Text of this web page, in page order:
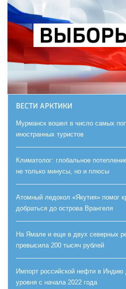
ВЕСТИ АРКТИКИ
Мурманск вошел в число самых
иностранных туристов
Климатолог: глобальное
не только минусы, но и плюсы
Атомный ледокол «Якутия» помог
добраться до острова Врангеля
На Ямале и еще в двух северных
превысила 200 тысяч рублей
Импорт российской нефти в Индию
уровня с начала 2022 года